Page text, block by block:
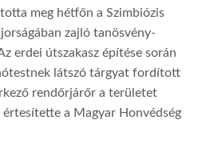
meg hétfőn a Szimbiózis
zajló tanösvény-
erdei útszakasz építése során
látszó tárgyat fordított
rendőrjárőr a területet
a Magyar Honvédség